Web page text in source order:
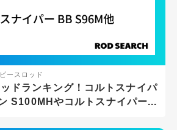
ースロッド
ドランキング！コルトスナイパ
S100MHやコルトスナイパー...